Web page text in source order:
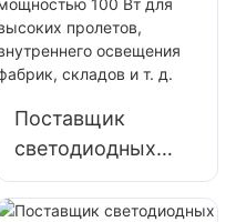
Вт для высоких
пролетов,
внутреннего
освещения
фабрик, складов и
Поставщик
светодиодных
светильников
KML-HB50